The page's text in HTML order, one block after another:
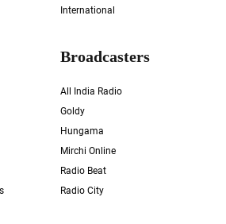
International
Broadcasters
All India Radio
Goldy
Hungama
Mirchi Online
Radio Beat
Radio City